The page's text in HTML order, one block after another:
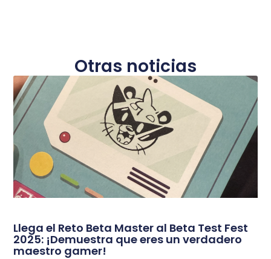
Otras noticias
Llega el Reto Beta Master al Beta Test Fest
2025: ¡Demuestra que eres un verdadero
maestro gamer!